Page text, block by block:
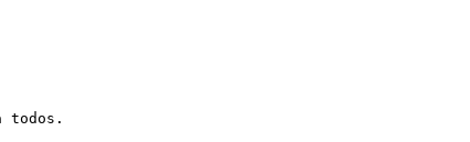
todos.